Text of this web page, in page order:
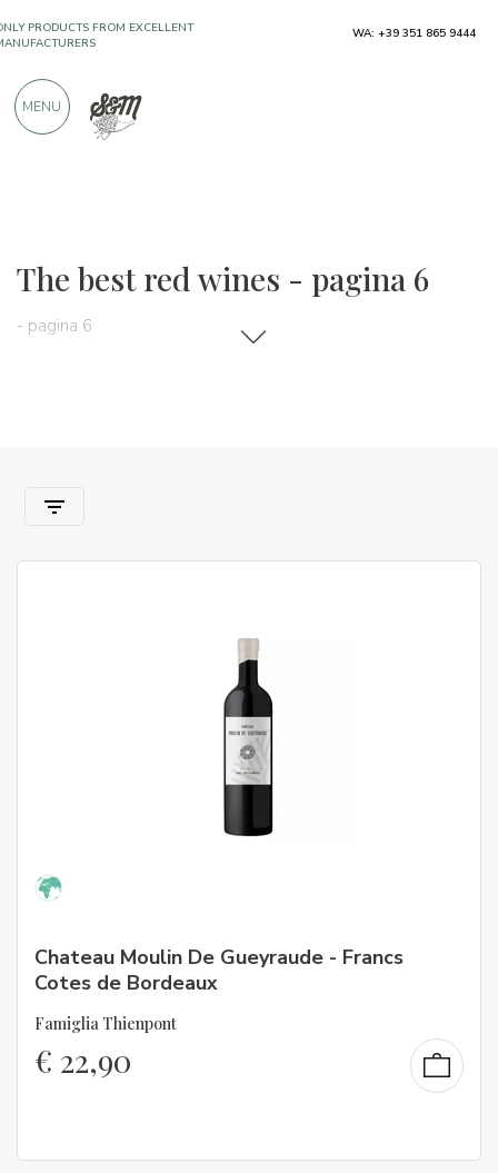
The best red wines - pagina 6
- pagina 6
Chateau Moulin De Gueyraude - Francs
Cotes de Bordeaux
Famiglia Thienpont
€ 22,90
PRODUCTS FROM EXCELLENT
900 POSITIVE REVIEWS
WA: +39 351 865 9444
MENU